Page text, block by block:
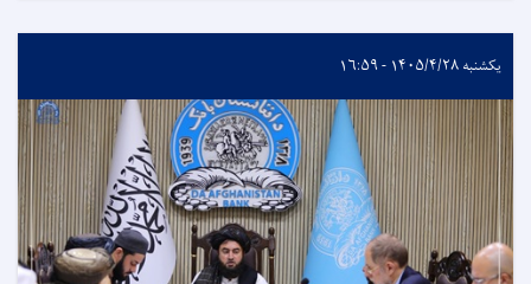
یکشنبه ۱۴۰۵/۴/۲۸ - ۱۶:۵۹